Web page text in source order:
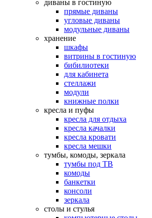
диваны в гостиную
прямые диваны
угловые диваны
модульные диваны
хранение
шкафы
витрины в гостиную
бибилиотеки
для кабинета
стеллажи
модули
книжные полки
кресла и пуфы
кресла для отдыха
кресла качалки
кресла кровати
кресла мешки
тумбы, комоды, зеркала
тумбы под ТВ
комоды
банкетки
консоли
зеркала
столы и стулья